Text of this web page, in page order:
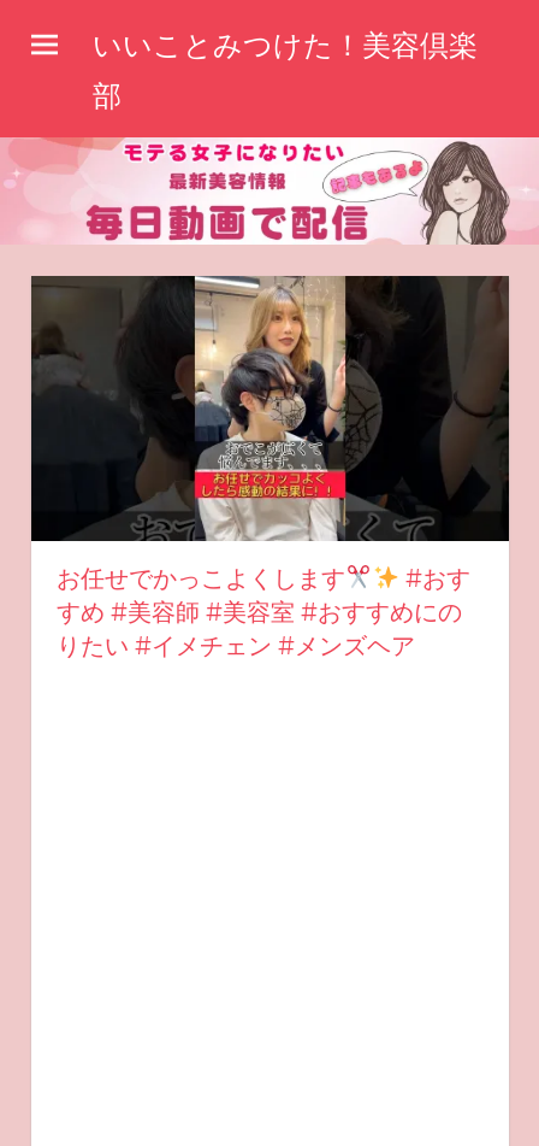
へ
いいことみつけた！美容倶楽
部
お任せでかっこよくします
#おす
すめ #美容師 #美容室 #おすすめにの
りたい #イメチェン #メンズヘア